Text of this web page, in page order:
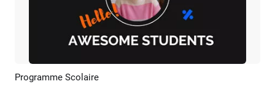
Aperçu
Programme Scolaire